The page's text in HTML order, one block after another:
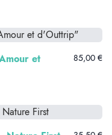
et
85,00 €